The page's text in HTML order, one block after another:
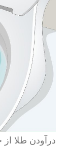
درآودن طلا از